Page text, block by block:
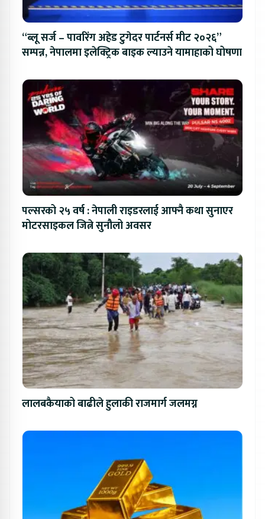
“ब्लू सर्ज – पावरिंग अहेड टुगेदर पार्टनर्स मीट २०२६”
सम्पन्न, नेपालमा इलेक्ट्रिक बाइक ल्याउने यामाहाको घोषणा
पल्सरको २५ वर्ष : नेपाली राइडरलाई आफ्नै कथा सुनाएर
मोटरसाइकल जित्ने सुनौलो अवसर
लालबकैयाको बाढीले हुलाकी राजमार्ग जलमग्न